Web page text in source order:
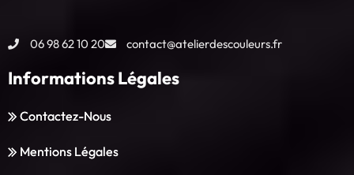
06 98 62 10 20 contact@atelierdescouleurs.fr
Informations Légales
Contactez-Nous
Mentions Légales